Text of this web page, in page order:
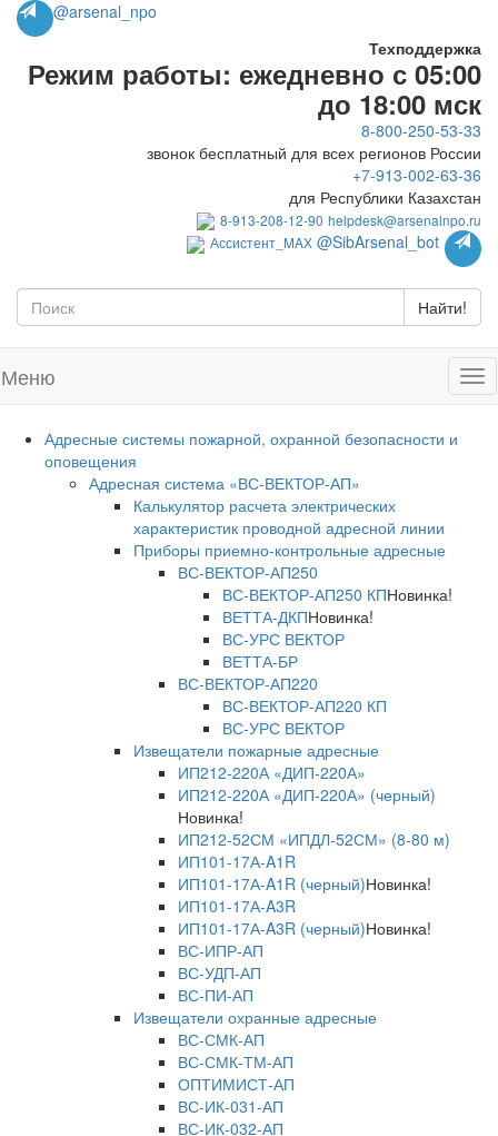
@arsenal_npo
Техподдержка
Режим работы: ежедневно с 05:00
до 18:00 мск
8-800-250-53-33
звонок бесплатный для всех регионов России
+7-913-002-63-36
для Республики Казахстан
8-913-208-12-90 helpdesk@arsenalnpo.ru
Ассистент_MAX @SibArsenal_bot
Найти!
Меню
Адресные системы пожарной, охранной безопасности и
оповещения
Адресная система «ВС-ВЕКТОР-АП»
Калькулятор расчета электрических
характеристик проводной адресной линии
Приборы приемно-контрольные адресные
ВС-ВЕКТОР-АП250
ВС-ВЕКТОР-АП250 КПНовинка!
ВЕТТА-ДКПНовинка!
ВС-УРС ВЕКТОР
ВЕТТА-БР
ВС-ВЕКТОР-АП220
ВС-ВЕКТОР-АП220 КП
ВС-УРС ВЕКТОР
Извещатели пожарные адресные
ИП212-220А «ДИП-220А»
ИП212-220А «ДИП-220А» (черный)
Новинка!
ИП212-52СМ «ИПДЛ-52СМ» (8-80 м)
ИП101-17А-A1R
ИП101-17А-A1R (черный)Новинка!
ИП101-17А-A3R
ИП101-17А-A3R (черный)Новинка!
ВС-ИПР-АП
ВС-УДП-АП
ВС-ПИ-АП
Извещатели охранные адресные
ВС-СМК-АП
ВС-СМК-ТМ-АП
ОПТИМИСТ-АП
ВС-ИК-031-АП
ВС-ИК-032-АП